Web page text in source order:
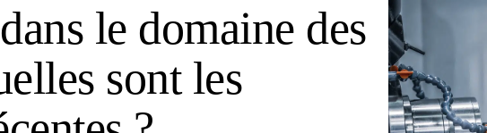
le domaine des
sont les